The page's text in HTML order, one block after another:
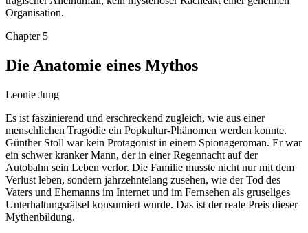
Organisation.
Chapter 5
Die Anatomie eines Mythos
Leonie Jung
Es ist faszinierend und erschreckend zugleich, wie aus einer
menschlichen Tragödie ein Popkultur-Phänomen werden konnte.
Günther Stoll war kein Protagonist in einem Spionageroman. Er war
ein schwer kranker Mann, der in einer Regennacht auf der
Autobahn sein Leben verlor. Die Familie musste nicht nur mit dem
Verlust leben, sondern jahrzehntelang zusehen, wie der Tod des
Vaters und Ehemanns im Internet und im Fernsehen als gruseliges
Unterhaltungsrätsel konsumiert wurde. Das ist der reale Preis dieser
Mythenbildung.